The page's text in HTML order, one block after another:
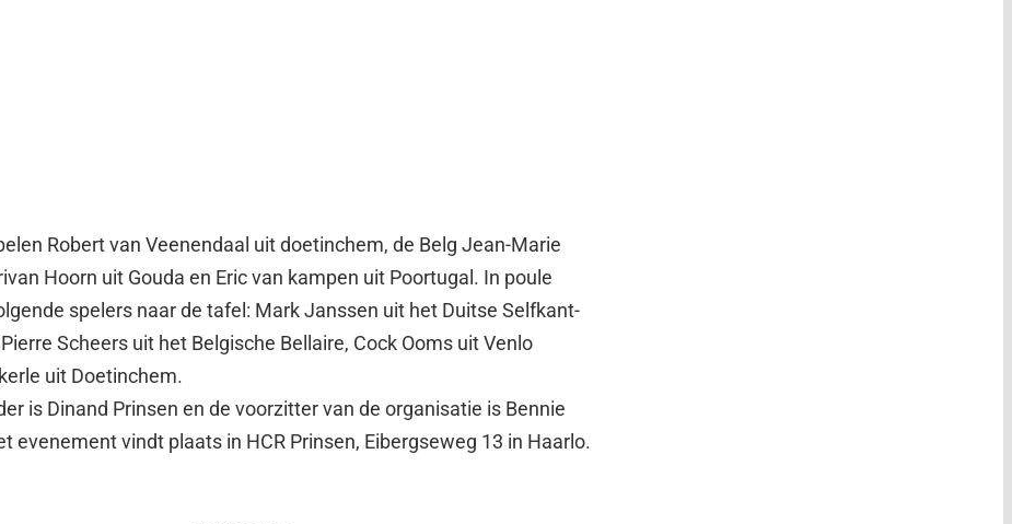
Robert van Veenendaal uit doetinchem, de Belg Jean-Marie
Hoorn uit Gouda en Eric van kampen uit Poortugal. In poule
spelers naar de tafel: Mark Janssen uit het Duitse Selfkant-
Scheers uit het Belgische Bellaire, Cock Ooms uit Venlo
uit Doetinchem.
is Dinand Prinsen en de voorzitter van de organisatie is Bennie
evenement vindt plaats in HCR Prinsen, Eibergseweg 13 in Haarlo.